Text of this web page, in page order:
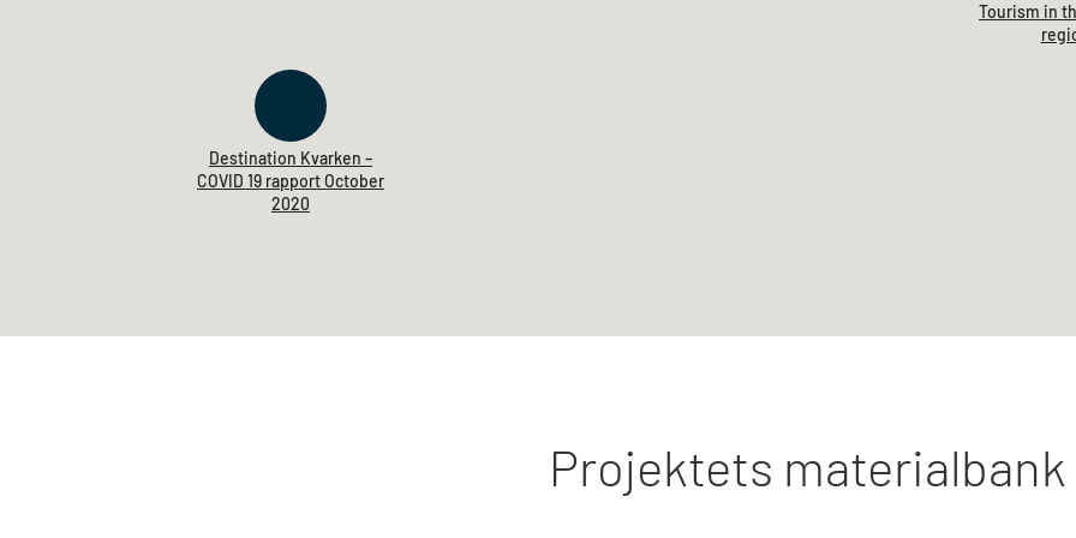
Tourism in
Destination Kvarken –
COVID 19 rapport October
2020
Projektets materialbank